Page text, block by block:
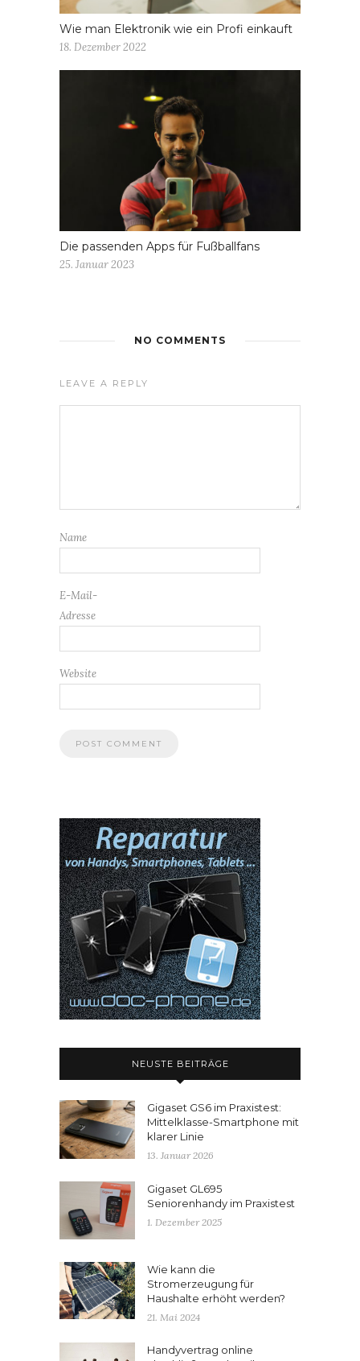
Wie man Elektronik wie ein Profi einkauft
18. Dezember 2022
Die passenden Apps für Fußballfans
25. Januar 2023
NO COMMENTS
LEAVE A REPLY
Name
E-Mail-
Adresse
Website
NEUSTE BEITRÄGE
Gigaset GS6 im Praxistest:
Mittelklasse-Smartphone mit
klarer Linie
13. Januar 2026
Gigaset GL695
Seniorenhandy im Praxistest
1. Dezember 2025
Wie kann die
Stromerzeugung für
Haushalte erhöht werden?
21. Mai 2024
Handyvertrag online